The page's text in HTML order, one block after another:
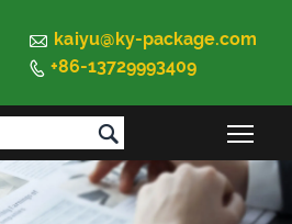
 kaiyu@ky-package.com
 +86-13729993409
